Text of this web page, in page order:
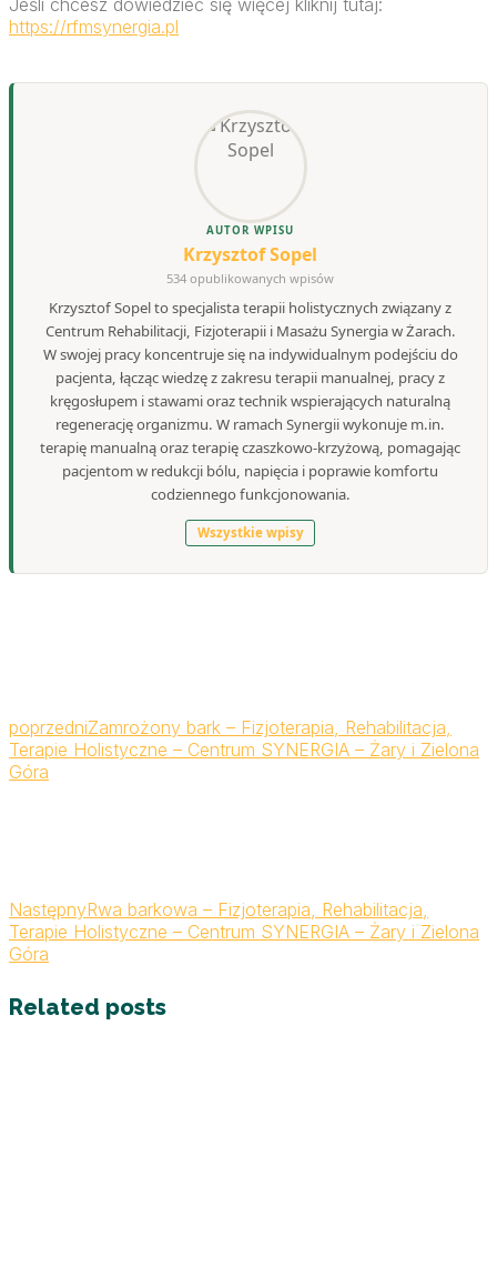
Jeśli chcesz dowiedzieć się więcej kliknij tutaj:
https://rfmsynergia.pl
AUTOR WPISU
Krzysztof Sopel
534 opublikowanych wpisów
Krzysztof Sopel to specjalista terapii holistycznych związany z
Centrum Rehabilitacji, Fizjoterapii i Masażu Synergia w Żarach.
W swojej pracy koncentruje się na indywidualnym podejściu do
pacjenta, łącząc wiedzę z zakresu terapii manualnej, pracy z
kręgosłupem i stawami oraz technik wspierających naturalną
regenerację organizmu. W ramach Synergii wykonuje m.in.
terapię manualną oraz terapię czaszkowo-krzyżową, pomagając
pacjentom w redukcji bólu, napięcia i poprawie komfortu
codziennego funkcjonowania.
Wszystkie wpisy
poprzedniZamrożony bark – Fizjoterapia, Rehabilitacja,
Terapie Holistyczne – Centrum SYNERGIA – Żary i Zielona
Góra
NastępnyRwa barkowa – Fizjoterapia, Rehabilitacja,
Terapie Holistyczne – Centrum SYNERGIA – Żary i Zielona
Góra
Related posts